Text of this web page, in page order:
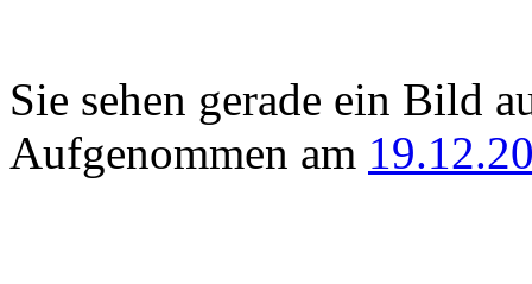
Sie sehen gerade ein Bild
Aufgenommen am